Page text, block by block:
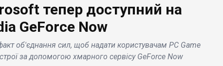
тепер доступний на
GeForce Now
об'єднання сил, щоб надати користувачам PC Game
за допомогою хмарного сервісу GeForce Now
НОВИНИ
запускає
драму
з
актрисою
БІЗНЕС НОВИНИ
Avalon, Honda Insight та
ін. знімають з